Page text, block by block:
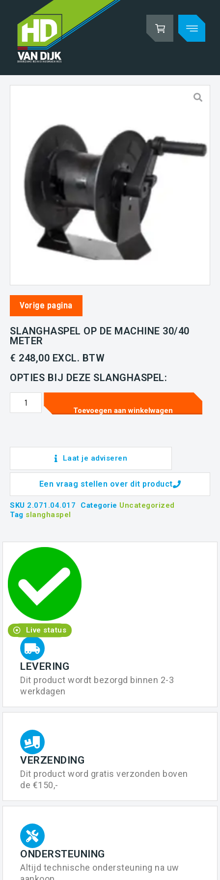
Vorige pagina
SLANGHASPEL OP DE MACHINE 30/40
METER
€ 248,00 EXCL. BTW
OPTIES BIJ DEZE SLANGHASPEL:
Toevoegen aan winkelwagen
Laat je adviseren
Laat je door
Bent u niet helemaal zeker of
dit de juiste is? Geen enkel
gegevens achter en ik neem zo
Email
Uw vraag
VERSTUUR
Een vraag stellen over dit product
SKU 2.071.04.017 Categorie Uncategorized
Tag slanghaspel
Live status
LEVERING
Dit product wordt bezorgd binnen 2-3
werkdagen
VERZENDING
Dit product word gratis verzonden boven
de €150,-
ONDERSTEUNING
Altijd technische ondersteuning na uw